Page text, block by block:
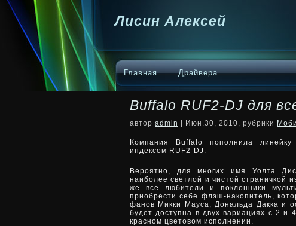
Лисин Алексей
Главная Драйвера
Buffalo RUF2-DJ для
автор admin | Июн.30, 2010, рубрики
Компания Buffalo пополнила
индексом RUF2-DJ.
Вероятно, для многих имя Уолта
наиболее светлой и чистой страничкой
же все любители и поклонники
приобрести себе флэш-накопитель,
фанов Микки Мауса, Дональда Дакка и
будет доступна в двух вариациях с 2
красном цветовом исполнении.